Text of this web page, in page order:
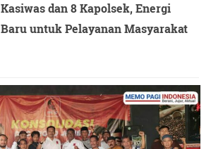
Kasiwas dan 8 Kapolsek, Energi
Baru untuk Pelayanan Masyarakat